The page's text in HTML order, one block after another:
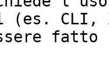
(es. CLI,